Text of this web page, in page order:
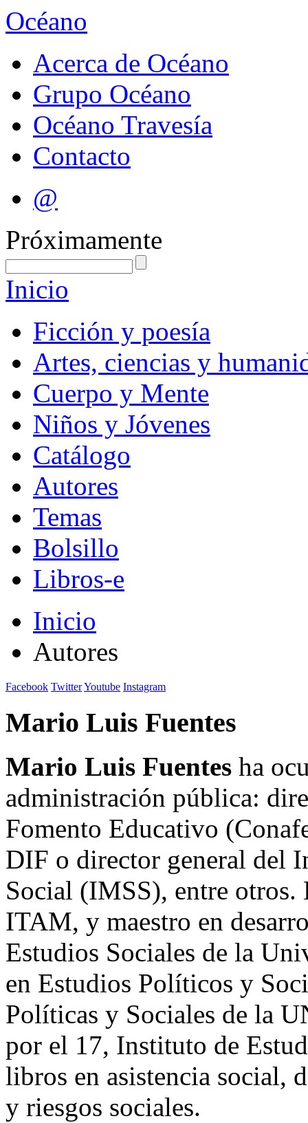
Océano
Acerca de Océano
Grupo Océano
Océano Travesía
Contacto
@
Próximamente
Inicio
Ficción y poesía
Artes, ciencias y
Cuerpo y Mente
Niños y Jóvenes
Catálogo
Autores
Temas
Bolsillo
Libros-e
Inicio
Autores
Facebook TwitterYoutube Instagram
Mario Luis Fuentes
Mario Luis Fuentes ha
administración pública:
Fomento Educativo
DIF o director general del
Social (IMSS), entre otros.
ITAM, y maestro en
Estudios Sociales de la
en Estudios Políticos y
Políticas y Sociales de la
por el 17, Instituto de
libros en asistencia social,
y riesgos sociales.